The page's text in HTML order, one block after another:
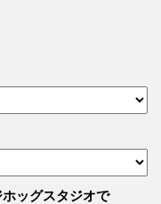
ッグスタジオで